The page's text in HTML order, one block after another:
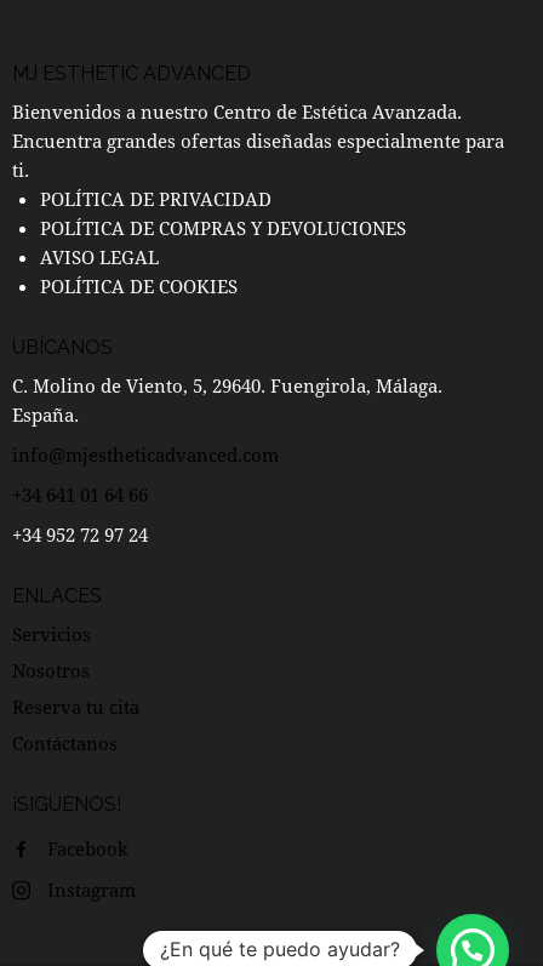
MJ ESTHETIC ADVANCED
Bienvenidos a nuestro Centro de Estética Avanzada.
Encuentra grandes ofertas diseñadas especialmente para
ti.
POLÍTICA DE PRIVACIDAD
POLÍTICA DE COMPRAS Y DEVOLUCIONES
AVISO LEGAL
POLÍTICA DE COOKIES
UBÍCANOS
C. Molino de Viento, 5, 29640. Fuengirola, Málaga.
España.
info@mjestheticadvanced.com
+34 641 01 64 66
+34 952 72 97 24
ENLACES
Servicios
Nosotros
Reserva tu cita
Contáctanos
¡SIGUENOS!
Facebook
Instagram
¿En qué te puedo ayudar?